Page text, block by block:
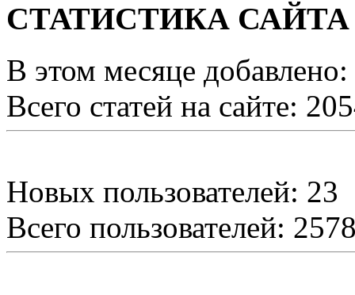
СТАТИСТИКА САЙТА
В этом месяце
Всего статей на сайте:
Новых пользователей: 23
Всего пользователей: